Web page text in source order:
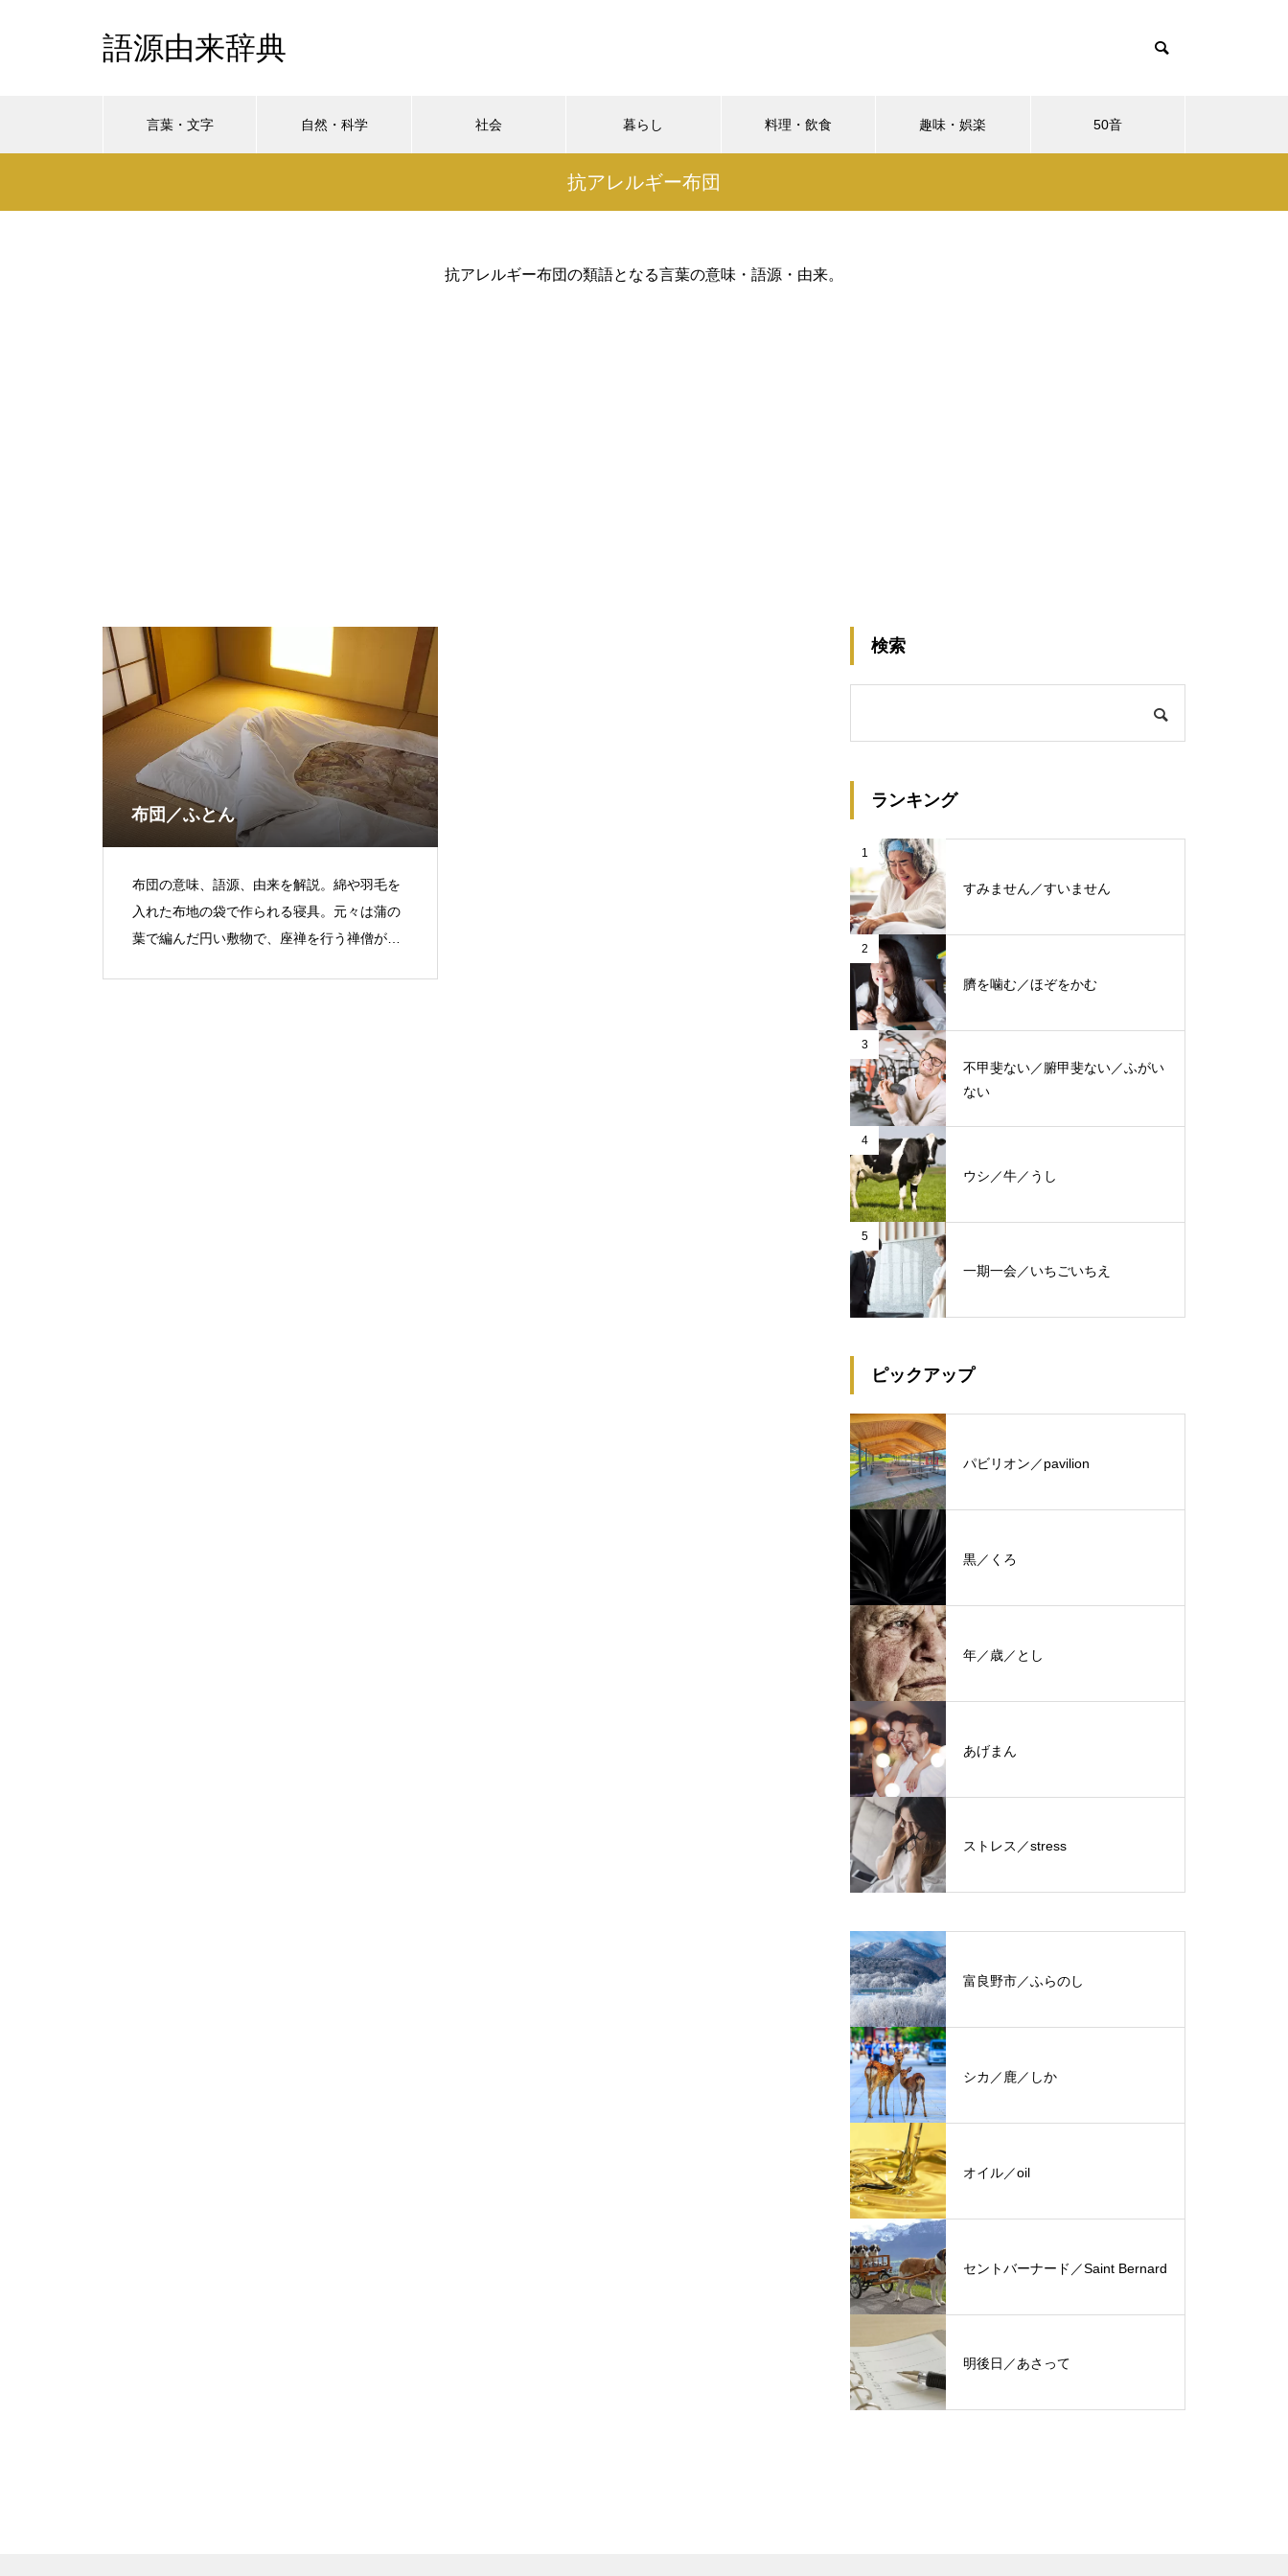
語源由来辞典
言葉・文字 自然・科学 社会 暮らし 料理・飲食 趣味・娯楽 50音
抗アレルギー布団
抗アレルギー布団の類語となる言葉の意味・語源・由来。
布団／ふとん
布団の意味、語源、由来を解説。綿や羽毛を
入れた布地の袋で作られる寝具。元々は蒲の
葉で編んだ円い敷物で、座禅を行う禅僧が使
検索
ランキング
1
すみません／すいません
2
臍を噛む／ほぞをかむ
3
不甲斐ない／腑甲斐ない／ふがい
ない
4
ウシ／牛／うし
5
一期一会／いちごいちえ
ピックアップ
パビリオン／pavilion
黒／くろ
年／歳／とし
あげまん
ストレス／stress
富良野市／ふらのし
シカ／鹿／しか
オイル／oil
セントバーナード／Saint Bernard
明後日／あさって